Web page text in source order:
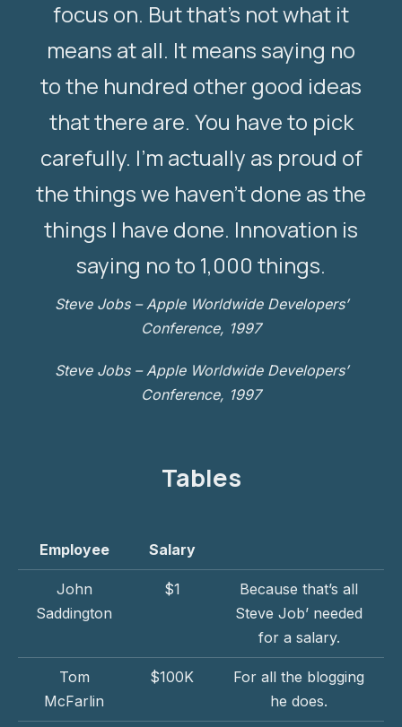
focus on. But that’s not what it
means at all. It means saying no
to the hundred other good ideas
that there are. You have to pick
carefully. I’m actually as proud of
the things we haven’t done as the
things I have done. Innovation is
saying no to 1,000 things.
Steve Jobs – Apple Worldwide Developers’
Conference, 1997
Steve Jobs – Apple Worldwide Developers’
Conference, 1997
Tables
Employee Salary
John
Saddington
$1
Because that’s all
Steve Job’ needed
for a salary.
Tom
McFarlin
$100K
For all the blogging
he does.